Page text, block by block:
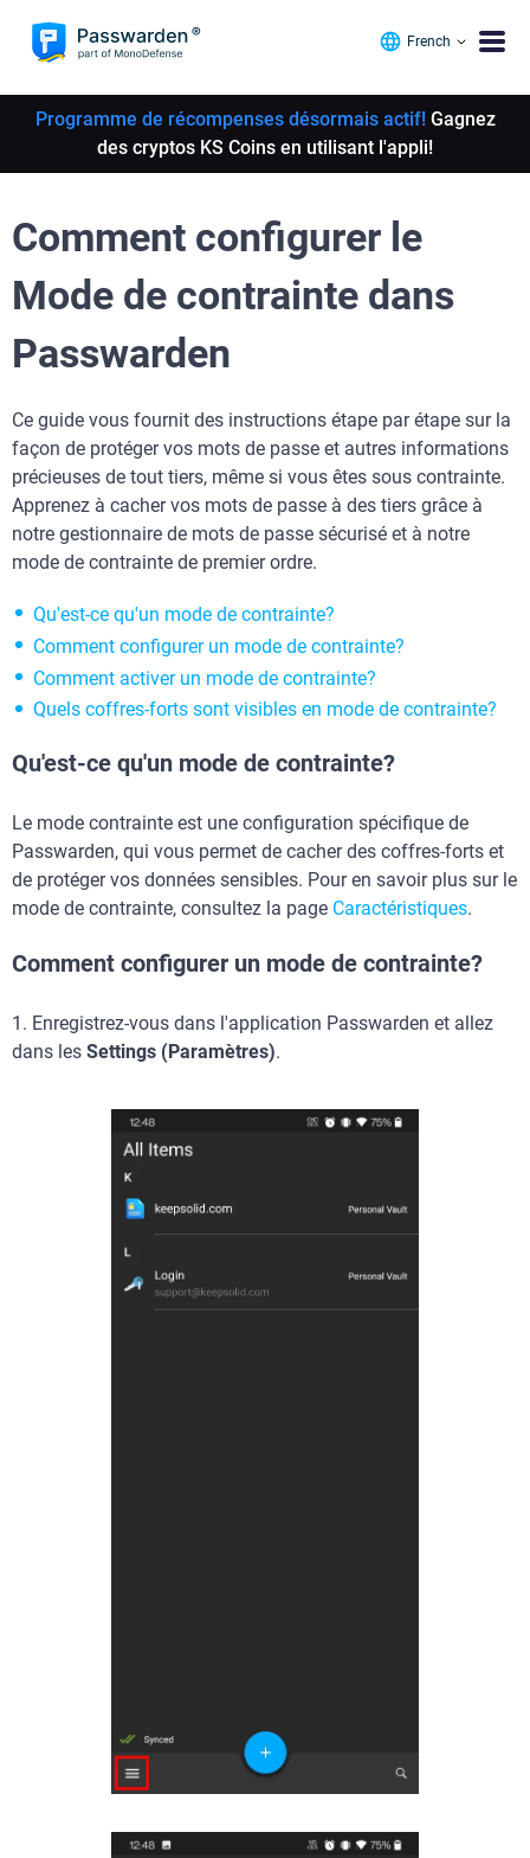
French
Programme de récompenses désormais actif!Gagnez
des cryptos KS Coins en utilisant l'appli!
Comment configurer le
Mode de contrainte dans
Passwarden
Ce guide vous fournit des instructions étape par étape sur la
façon de protéger vos mots de passe et autres informations
précieuses de tout tiers, même si vous êtes sous contrainte.
Apprenez à cacher vos mots de passe à des tiers grâce à
notre gestionnaire de mots de passe sécurisé et à notre
mode de contrainte de premier ordre.
Qu'est-ce qu'un mode de contrainte?
Comment configurer un mode de contrainte?
Comment activer un mode de contrainte?
Quels coffres-forts sont visibles en mode de contrainte?
Qu'est-ce qu'un mode de contrainte?
Le mode contrainte est une configuration spécifique de
Passwarden, qui vous permet de cacher des coffres-forts et
de protéger vos données sensibles. Pour en savoir plus sur le
mode de contrainte, consultez la page Caractéristiques.
Comment configurer un mode de contrainte?
1. Enregistrez-vous dans l'application Passwarden et allez
dans les Settings (Paramètres).